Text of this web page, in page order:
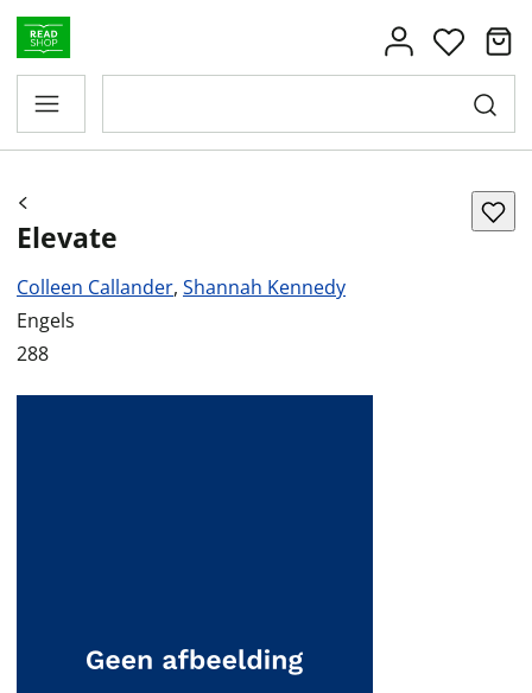
Elevate
Colleen Callander, Shannah Kennedy
Engels
288